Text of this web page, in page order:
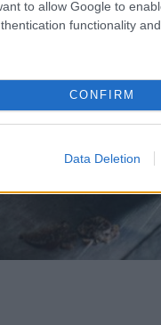
to allow Google to
functionality
CONFIRM
Data Deletion